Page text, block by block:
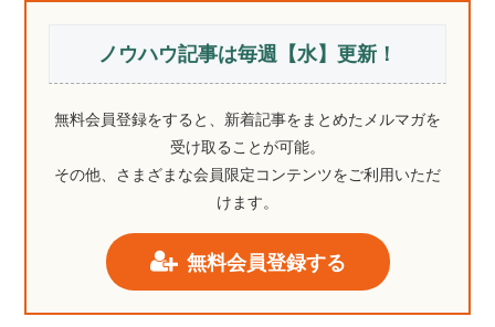
ノウハウ記事は毎週【水】更新！
無料会員登録をすると、新着記事をまとめたメルマガを
受け取ることが可能。
その他、さまざまな会員限定コンテンツをご利用いただ
けます。
無料会員登録する